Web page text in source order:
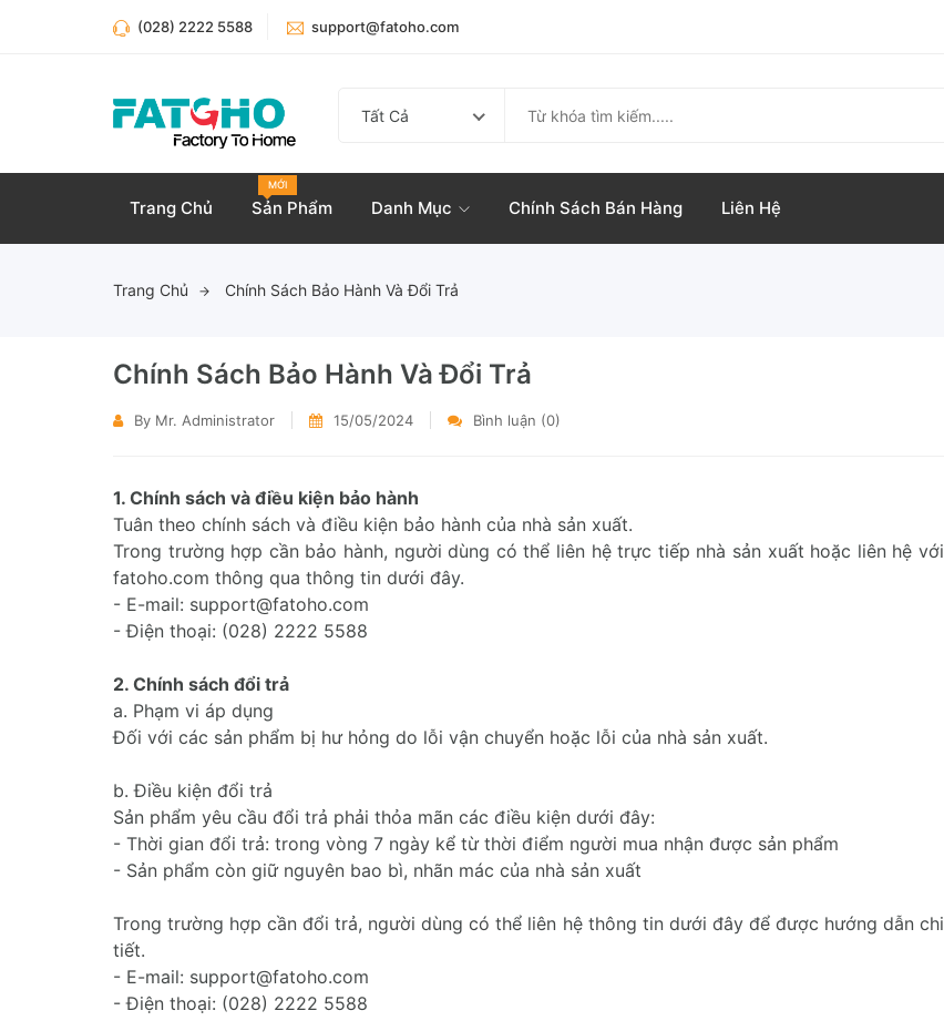
(028) 2222 5588 support@fatoho.com
Tất Cả
Trang Chủ Sản Phẩm
MỚI
Danh Mục Chính Sách Bán Hàng Liên Hệ
Trang Chủ Chính Sách Bảo Hành Và Đổi Trả
Chính Sách Bảo Hành Và Đổi Trả
By Mr. Administrator 15/05/2024 Bình luận (0)
1. Chính sách và điều kiện bảo hành
Tuân theo chính sách và điều kiện bảo hành của nhà sản xuất.
Trong trường hợp cần bảo hành, người dùng có thể liên hệ trực tiếp nhà sản xuất hoặc liên hệ với
fatoho.com thông qua thông tin dưới đây.
- E-mail: support@fatoho.com
- Điện thoại: (028) 2222 5588
2. Chính sách đổi trả
a. Phạm vi áp dụng
Đối với các sản phẩm bị hư hỏng do lỗi vận chuyển hoặc lỗi của nhà sản xuất.
b. Điều kiện đổi trả
Sản phẩm yêu cầu đổi trả phải thỏa mãn các điều kiện dưới đây:
- Thời gian đổi trả: trong vòng 7 ngày kể từ thời điểm người mua nhận được sản phẩm
- Sản phẩm còn giữ nguyên bao bì, nhãn mác của nhà sản xuất
Trong trường hợp cần đổi trả, người dùng có thể liên hệ thông tin dưới đây để được hướng dẫn chi
tiết.
- E-mail: support@fatoho.com
- Điện thoại: (028) 2222 5588